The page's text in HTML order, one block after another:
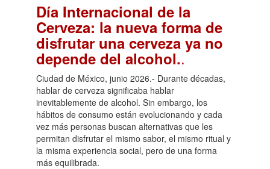
Día Internacional de la
Cerveza: la nueva forma de
disfrutar una cerveza ya no
depende del alcohol..
Ciudad de México, junio 2026.- Durante décadas,
hablar de cerveza significaba hablar
inevitablemente de alcohol. Sin embargo, los
hábitos de consumo están evolucionando y cada
vez más personas buscan alternativas que les
permitan disfrutar el mismo sabor, el mismo ritual y
la misma experiencia social, pero de una forma
más equilibrada.